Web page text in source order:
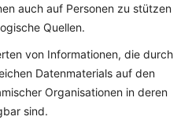
auch auf Personen zu stützen
Quellen.
von Informationen, die durch
Datenmaterials auf den
Organisationen in deren
sind.